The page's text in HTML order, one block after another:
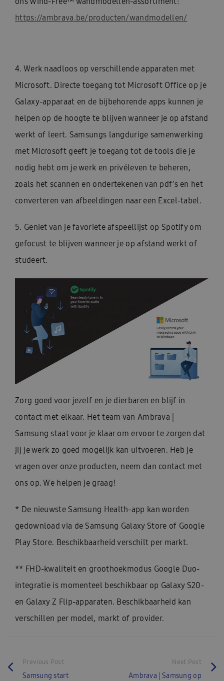
https://ambrava.be/producten/wandmodellen/
4. Werk naadloos op verschillende apparaten met
Microsoft. Directe toegang tot Microsoft Office op je
Galaxy-apparaat en de bijbehorende apps kunnen je
helpen op de hoogte te blijven wanneer je op afstand
werkt of leert. Samsungs langdurige samenwerking
met Microsoft geeft je toegang tot de tools die je
nodig hebt om je werk en privéleven te beheren,
zoals het scannen en ondertekenen van pdf’s en het
converteren van afbeeldingen naar een Excel-tabel.
5. Geniet van je favoriete afspeellijst op Spotify om
gefocust te blijven wanneer je op afstand werkt of
studeert.
Zorg goed voor jezelf en je dierbaren en blijf in
contact met elkaar. Het team van Ambrava |
Samsung staat voor je klaar om ervoor te zorgen dat
jij je werk zo goed mogelijk kan uitvoeren. Heb je
vragen over onze producten, neem dan contact met
ons op. We helpen je graag!
* De nieuwste Samsung Health-app kan worden
gedownload via de Samsung Galaxy Store of Google
Play Store. Beschikbaarheid verschilt per markt.
** FHD-kwaliteit en groothoekmodus Google Duo-
integratie is momenteel beschikbaar op Galaxy S20-
en Galaxy Z Flip-apparaten. Beschikbaarheid kan
verschillen per model, markt of provider.
Previous Post
Samsung start
Next Post
Ambrava | Samsung op